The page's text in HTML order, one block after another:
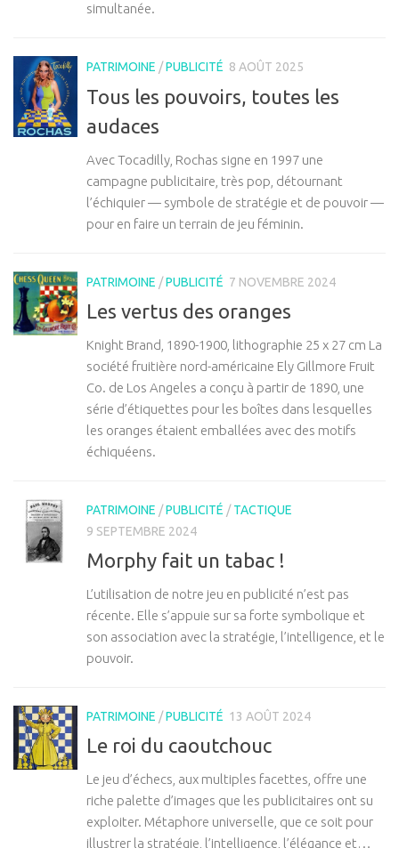
simultanée.
PATRIMOINE /PUBLICITÉ 8 AOÛT 2025
Tous les pouvoirs, toutes les
audaces
Avec Tocadilly, Rochas signe en 1997 une
campagne publicitaire, très pop, détournant
l’échiquier — symbole de stratégie et de pouvoir —
pour en faire un terrain de jeu féminin.
PATRIMOINE /PUBLICITÉ 7 NOVEMBRE 2024
Les vertus des oranges
Knight Brand, 1890-1900, lithographie 25 x 27 cm La
société fruitière nord-américaine Ely Gillmore Fruit
Co. de Los Angeles a conçu à partir de 1890, une
série d’étiquettes pour les boîtes dans lesquelles
les oranges étaient emballées avec des motifs
échiquéens.
PATRIMOINE /PUBLICITÉ /TACTIQUE
9 SEPTEMBRE 2024
Morphy fait un tabac !
L’utilisation de notre jeu en publicité n’est pas
récente. Elle s’appuie sur sa forte symbolique et
son association avec la stratégie, l’intelligence, et le
pouvoir.
PATRIMOINE /PUBLICITÉ 13 AOÛT 2024
Le roi du caoutchouc
Le jeu d’échecs, aux multiples facettes, offre une
riche palette d’images que les publicitaires ont su
exploiter. Métaphore universelle, que ce soit pour
illustrer la stratégie, l’intelligence, l’élégance et…